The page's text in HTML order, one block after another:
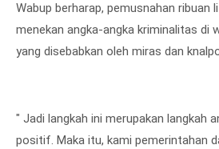
Wabup berharap, pemusnahan ribuan
menekan angka-angka kriminalitas di
yang disebabkan oleh miras dan
" Jadi langkah ini merupakan langkah
positif. Maka itu, kami pemerintahan